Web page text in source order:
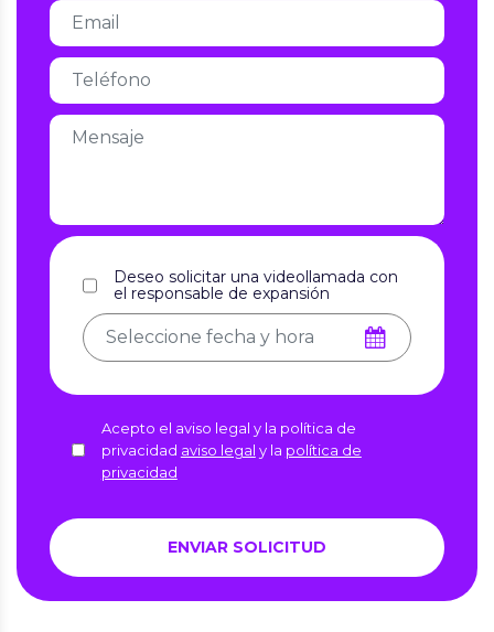
Deseo solicitar una videollamada con
el responsable de expansión
Acepto el aviso legal y la política de
privacidad aviso legal y la política de
privacidad